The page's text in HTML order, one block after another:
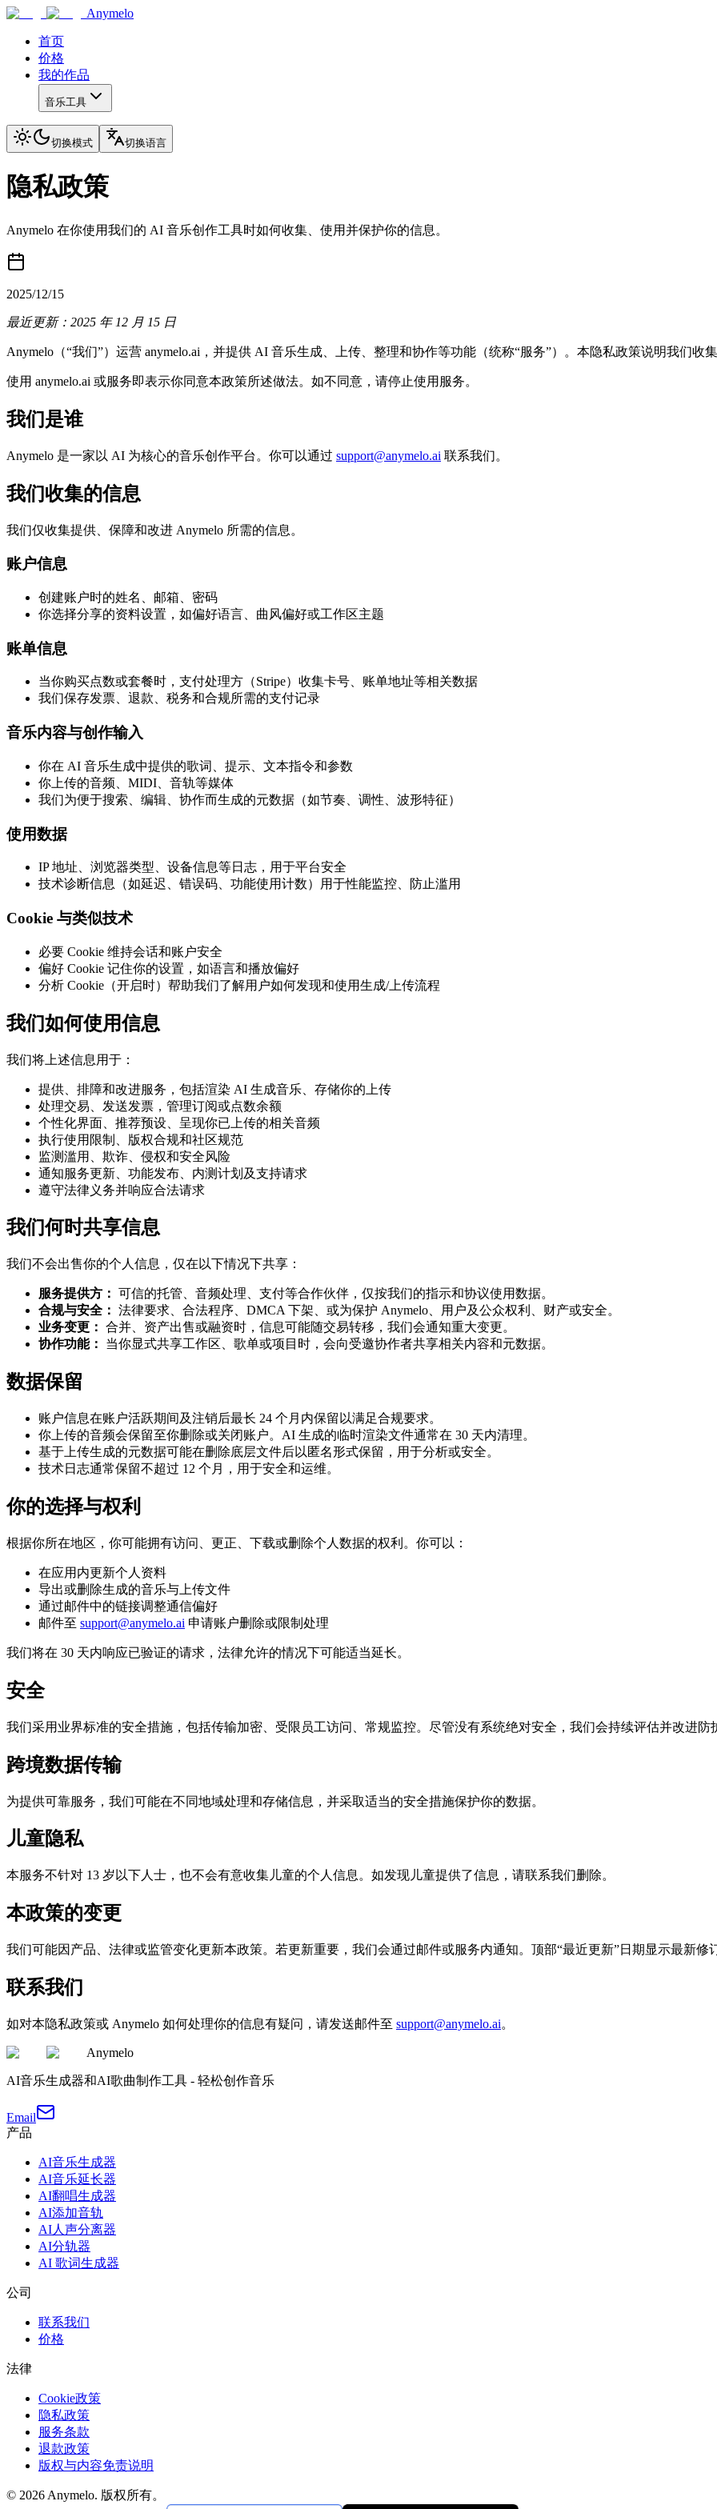
Anymelo
首页
价格
我的作品
音乐工具
切换模式 切换语言
隐私政策
Anymelo 在你使用我们的 AI 音乐创作工具时如何收集、使用并保护你的信息。
2025/12/15
最近更新：2025 年 12 月 15 日
Anymelo（“我们”）运营 anymelo.ai，并提供 AI 音乐生成、上传、整理和协作等功能（统称“服务”）。本隐私政策说明我们
使用 anymelo.ai 或服务即表示你同意本政策所述做法。如不同意，请停止使用服务。
我们是谁
Anymelo 是一家以 AI 为核心的音乐创作平台。你可以通过 support@anymelo.ai 联系我们。
我们收集的信息
我们仅收集提供、保障和改进 Anymelo 所需的信息。
账户信息
创建账户时的姓名、邮箱、密码
你选择分享的资料设置，如偏好语言、曲风偏好或工作区主题
账单信息
当你购买点数或套餐时，支付处理方（Stripe）收集卡号、账单地址等相关数据
我们保存发票、退款、税务和合规所需的支付记录
音乐内容与创作输入
你在 AI 音乐生成中提供的歌词、提示、文本指令和参数
你上传的音频、MIDI、音轨等媒体
我们为便于搜索、编辑、协作而生成的元数据（如节奏、调性、波形特征）
使用数据
IP 地址、浏览器类型、设备信息等日志，用于平台安全
技术诊断信息（如延迟、错误码、功能使用计数）用于性能监控、防止滥用
Cookie 与类似技术
必要 Cookie 维持会话和账户安全
偏好 Cookie 记住你的设置，如语言和播放偏好
分析 Cookie（开启时）帮助我们了解用户如何发现和使用生成/上传流程
我们如何使用信息
我们将上述信息用于：
提供、排障和改进服务，包括渲染 AI 生成音乐、存储你的上传
处理交易、发送发票，管理订阅或点数余额
个性化界面、推荐预设、呈现你已上传的相关音频
执行使用限制、版权合规和社区规范
监测滥用、欺诈、侵权和安全风险
通知服务更新、功能发布、内测计划及支持请求
遵守法律义务并响应合法请求
我们何时共享信息
我们不会出售你的个人信息，仅在以下情况下共享：
服务提供方： 可信的托管、音频处理、支付等合作伙伴，仅按我们的指示和协议使用数据。
合规与安全： 法律要求、合法程序、DMCA 下架、或为保护 Anymelo、用户及公众权利、财产或安全。
业务变更： 合并、资产出售或融资时，信息可能随交易转移，我们会通知重大变更。
协作功能：
当你显式共享工作区、歌单或项目时，会向受邀协作者共享相关内容和元数据。
数据保留
账户信息在账户活跃期间及注销后最长 24 个月内保留以满足合规要求。
你上传的音频会保留至你删除或关闭账户。AI 生成的临时渲染文件通常在 30 天内清理。
基于上传生成的元数据可能在删除底层文件后以匿名形式保留，用于分析或安全。
技术日志通常保留不超过 12 个月，用于安全和运维。
你的选择与权利
根据你所在地区，你可能拥有访问、更正、下载或删除个人数据的权利。你可以：
在应用内更新个人资料
导出或删除生成的音乐与上传文件
通过邮件中的链接调整通信偏好
邮件至 support@anymelo.ai 申请账户删除或限制处理
我们将在 30 天内响应已验证的请求，法律允许的情况下可能适当延长。
安全
我们采用业界标准的安全措施，包括传输加密、受限员工访问、常规监控。尽管没有系统绝对安全，我们会持续评估并改进防
跨境数据传输
为提供可靠服务，我们可能在不同地域处理和存储信息，并采取适当的安全措施保护你的数据。
儿童隐私
本服务不针对 13 岁以下人士，也不会有意收集儿童的个人信息。如发现儿童提供了信息，请联系我们删除。
本政策的变更
我们可能因产品、法律或监管变化更新本政策。若更新重要，我们会通过邮件或服务内通知。顶部“最近更新”日期显示最新修
联系我们
如对本隐私政策或 Anymelo 如何处理你的信息有疑问，请发送邮件至 support@anymelo.ai。
Anymelo
AI音乐生成器和AI歌曲制作工具 - 轻松创作音乐
Email
产品
AI音乐生成器
AI音乐延长器
AI翻唱生成器
AI添加音轨
AI人声分离器
AI分轨器
AI 歌词生成器
公司
联系我们
价格
法律
Cookie政策
隐私政策
服务条款
退款政策
版权与内容免责说明
© 2026 Anymelo. 版权所有。